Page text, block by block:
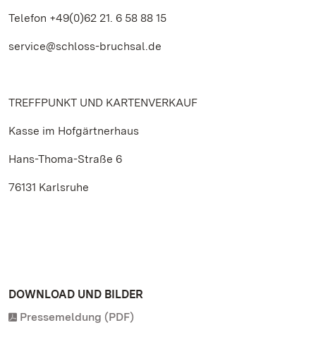
Telefon +49(0)62 21. 6 58 88 15
service@schloss-bruchsal.de
TREFFPUNKT UND KARTENVERKAUF
Kasse im Hofgärtnerhaus
Hans-Thoma-Straße 6
76131 Karlsruhe
DOWNLOAD UND BILDER
Pressemeldung (PDF)